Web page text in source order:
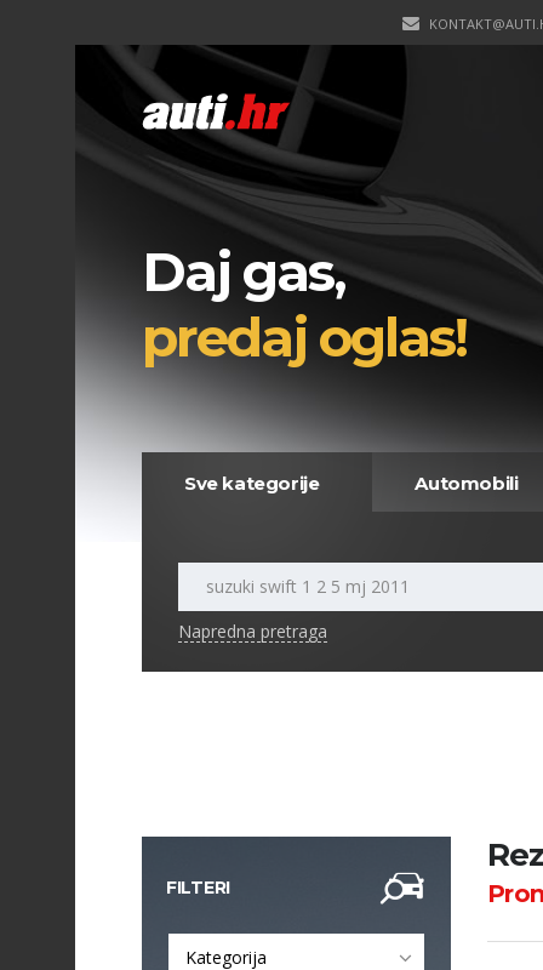
Daj gas,
predaj oglas!
Sve kategorije Automobili
Napredna pretraga
FILTERI
Kategorija